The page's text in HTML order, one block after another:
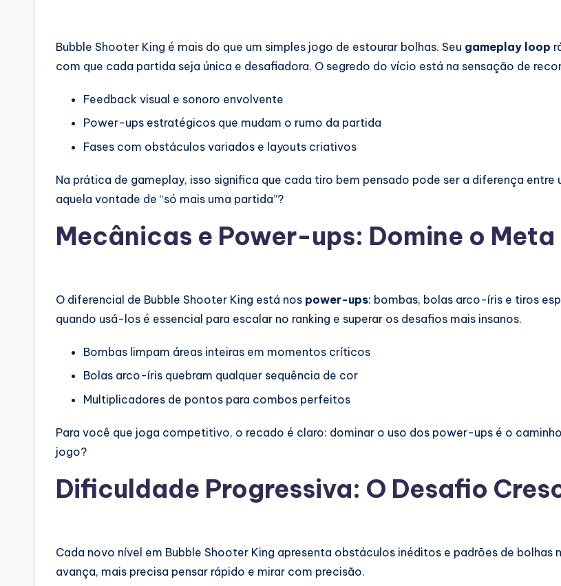
Bubble Shooter King é mais do que um simples jogo de estourar bolhas. Seu gameplay loop
com que cada partida seja única e desafiadora. O segredo do vício está na sensação de
Feedback visual e sonoro envolvente
Power-ups estratégicos que mudam o rumo da partida
Fases com obstáculos variados e layouts criativos
Na prática de gameplay, isso significa que cada tiro bem pensado pode ser a diferença
aquela vontade de “só mais uma partida”?
Mecânicas e Power-ups: Domine o Meta
O diferencial de Bubble Shooter King está nos power-ups: bombas, bolas arco-íris e tiros
quando usá-los é essencial para escalar no ranking e superar os desafios mais insanos.
Bombas limpam áreas inteiras em momentos críticos
Bolas arco-íris quebram qualquer sequência de cor
Multiplicadores de pontos para combos perfeitos
Para você que joga competitivo, o recado é claro: dominar o uso dos power-ups é o
jogo?
Dificuldade Progressiva: O Desafio
Cada novo nível em Bubble Shooter King apresenta obstáculos inéditos e padrões de bolhas
avança, mais precisa pensar rápido e mirar com precisão.